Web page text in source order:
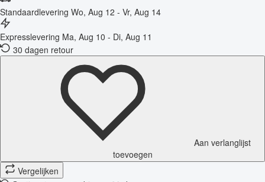
Standaardlevering Wo, Aug 12 - Vr, Aug 14
Expresslevering Ma, Aug 10 - Di, Aug 11
30 dagen retour
Aan verlanglijst
toevoegen
Vergelijken